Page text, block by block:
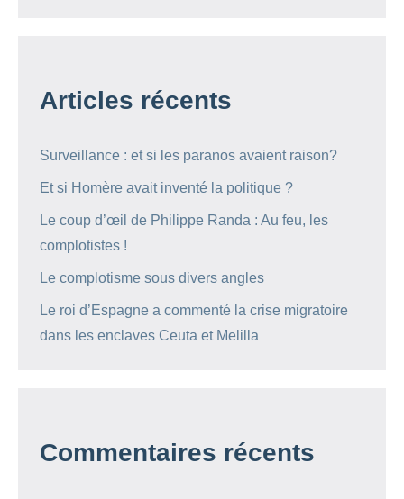
Articles récents
Surveillance : et si les paranos avaient raison?
Et si Homère avait inventé la politique ?
Le coup d’œil de Philippe Randa : Au feu, les
complotistes !
Le complotisme sous divers angles
Le roi d’Espagne a commenté la crise migratoire
dans les enclaves Ceuta et Melilla
Commentaires récents